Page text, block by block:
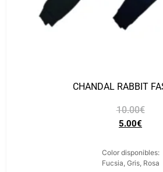
CHANDAL RABBIT
10.00€
5.00€
Color disponibles:
Fucsia, Gris, Rosa